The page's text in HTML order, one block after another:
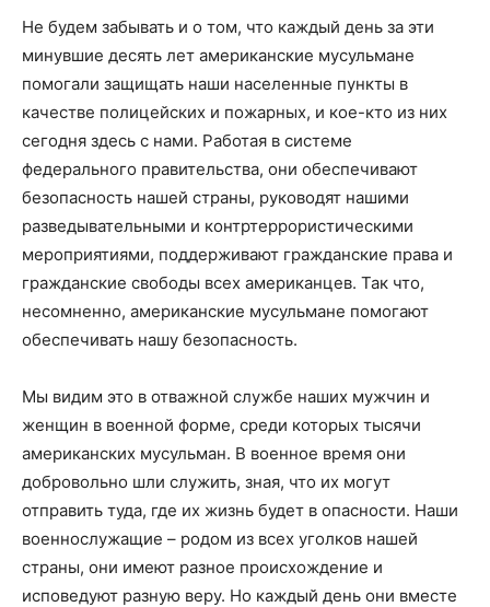
Не будем забывать и о том, что каждый день за эти
минувшие десять лет американские мусульмане
помогали защищать наши населенные пункты в
качестве полицейских и пожарных, и кое-кто из них
сегодня здесь с нами. Работая в системе
федерального правительства, они обеспечивают
безопасность нашей страны, руководят нашими
разведывательными и контртеррористическими
мероприятиями, поддерживают гражданские права и
гражданские свободы всех американцев. Так что,
несомненно, американские мусульмане помогают
обеспечивать нашу безопасность.
Мы видим это в отважной службе наших мужчин и
женщин в военной форме, среди которых тысячи
американских мусульман. В военное время они
добровольно шли служить, зная, что их могут
отправить туда, где их жизнь будет в опасности. Наши
военнослужащие – родом из всех уголков нашей
страны, они имеют разное происхождение и
исповедуют разную веру. Но каждый день они вместе